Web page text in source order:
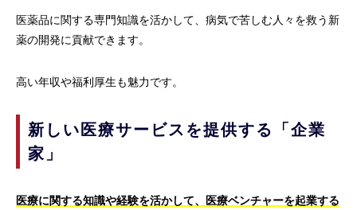
医薬品に関する専門知識を活かして、病気で苦しむ人々を救う新
薬の開発に貢献できます。
高い年収や福利厚生も魅力です。
新しい医療サービスを提供する「企業
家」
医療に関する知識や経験を活かして、医療ベンチャーを起業する